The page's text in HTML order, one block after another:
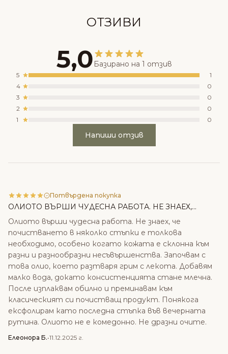
ОТЗИВИ
5,0 Базирано на 1 отзив
5
1
4
0
3
0
2
0
1
0
Напиши отзив
Потвърдена покупка
ОЛИОТО ВЪРШИ ЧУДЕСНА РАБОТА. НЕ ЗНАЕХ,...
Олиото върши чудесна работа. Не знаех, че
почистването в няколко стъпки е толкова
необходимо, особено когато кожата е склонна към
разни и разнообразни несъвършенства. Започвам с
това олио, което разтваря грим с лекота. Добавям
малко вода, докато консистенцията стане млечна.
После изплаквам обилно и преминавам към
класическият си почистващ продукт. Понякога
ексфолирам като последна стъпка във вечерната
рутина. Олиото не е комедонно. Не дразни очите.
Елеонора Б.•11.12.2025 г.